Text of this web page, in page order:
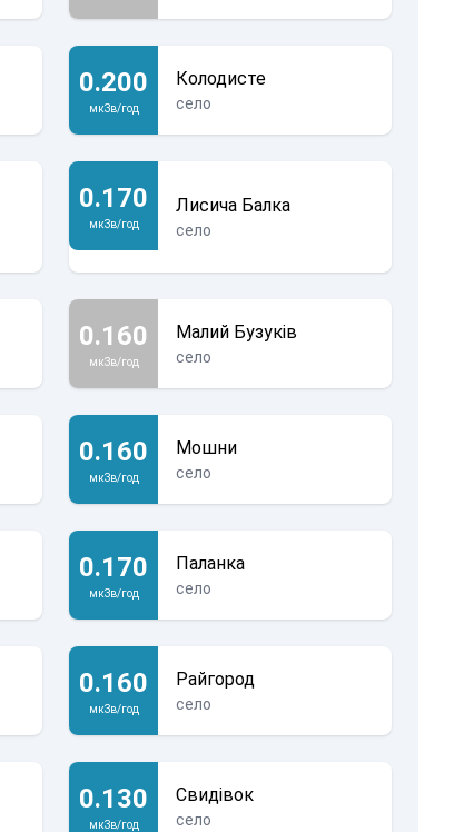
0.200
мкЗв/год
Колодисте
село
0.170
мкЗв/год
Лисича Балка
село
0.160
мкЗв/год
Малий Бузуків
село
0.160
мкЗв/год
Мошни
село
0.170
мкЗв/год
Паланка
село
0.160
мкЗв/год
Райгород
село
0.130
мкЗв/год
Свидівок
село